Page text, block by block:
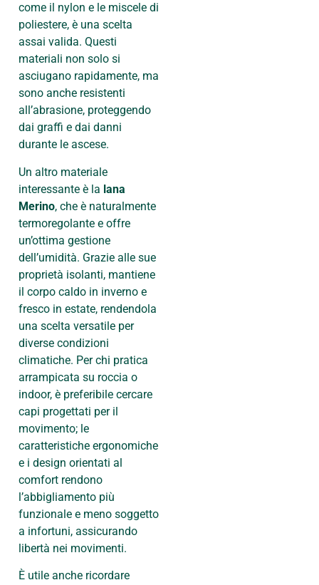
come il nylon e le miscele di
poliestere, è una scelta
assai valida. Questi
materiali non solo si
asciugano rapidamente, ma
sono anche resistenti
all’abrasione, proteggendo
dai graffi e dai danni
durante le ascese.
Un altro materiale
interessante è la lana
Merino, che è naturalmente
termoregolante e offre
un’ottima gestione
dell’umidità. Grazie alle sue
proprietà isolanti, mantiene
il corpo caldo in inverno e
fresco in estate, rendendola
una scelta versatile per
diverse condizioni
climatiche. Per chi pratica
arrampicata su roccia o
indoor, è preferibile cercare
capi progettati per il
movimento; le
caratteristiche ergonomiche
e i design orientati al
comfort rendono
l’abbigliamento più
funzionale e meno soggetto
a infortuni, assicurando
libertà nei movimenti.
È utile anche ricordare